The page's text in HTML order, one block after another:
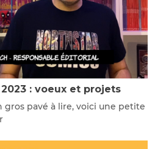
: voeux et projets
gros pavé à lire, voici une petite